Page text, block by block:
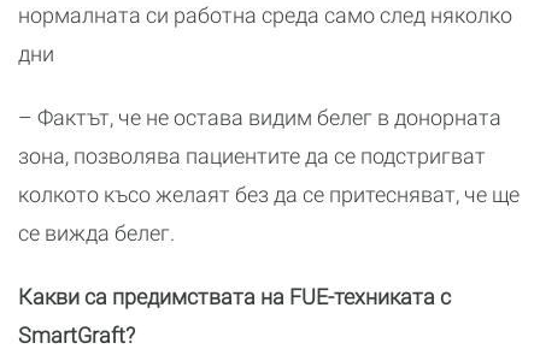
нормалната си работна среда само след няколко
дни
– Фактът, че не остава видим белег в донорната
зона, позволява пациентите да се подстригват
колкото късо желаят без да се притесняват, че ще
се вижда белег.
Какви са предимствата на FUE-техниката с
SmartGraft?